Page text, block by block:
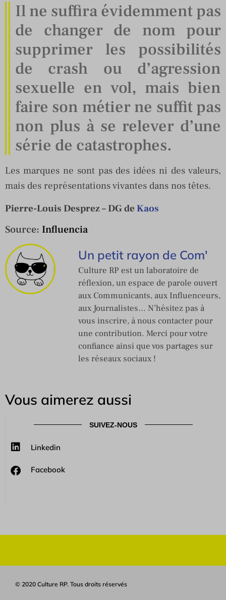
Il ne suffira évidemment pas
de changer de nom pour
supprimer les possibilités
de crash ou d’agression
sexuelle en vol, mais bien
faire son métier ne suffit pas
non plus à se relever d’une
série de catastrophes.
Les marques ne sont pas des idées ni des valeurs,
mais des représentations vivantes dans nos têtes.
Pierre-Louis Desprez – DG de Kaos
Source: Influencia
Un petit rayon de Com'
Culture RP est un laboratoire de
réflexion, un espace de parole ouvert
aux Communicants, aux Influenceurs,
aux Journalistes… N’hésitez pas à
vous inscrire, à nous contacter pour
une contribution. Merci pour votre
confiance ainsi que vos partages sur
les réseaux sociaux !
Vous aimerez aussi
SUIVEZ-NOUS
Linkedin
Facebook
© 2020 Culture RP. Tous droits réservés